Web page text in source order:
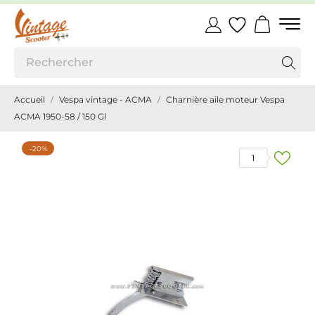
Accueil Vespa vintage - ACMA
Charnière aile moteur Vespa
ACMA 1950-58 / 150 Gl
1
-20%